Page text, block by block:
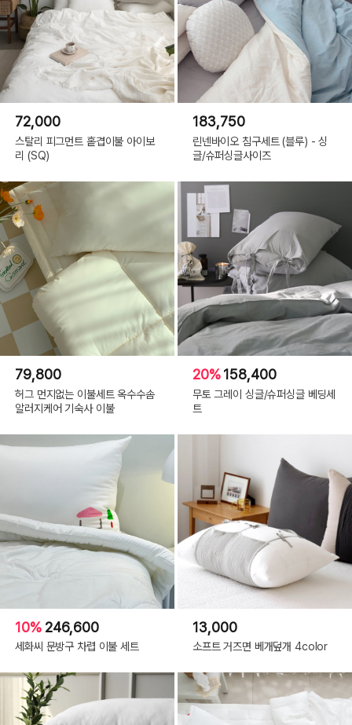
72,000
스탈리 피그먼트 홑겹이불 아이보
리 (SQ)
183,750
린넨바이오 침구세트 (블루) - 싱
글/슈퍼싱글사이즈
79,800
허그 먼지없는 이불세트 옥수수솜
알러지케어 기숙사 이불
20%158,400
무토 그레이 싱글/슈퍼싱글 베딩세
트
10% 246,600
세화씨 문방구 차렵 이불 세트
13,000
소프트 거즈면 베개덮개 4color